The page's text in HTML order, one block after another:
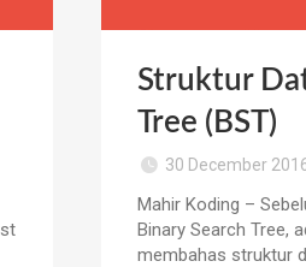
Struktur
Tree (BST)
30 December
Mahir Koding –
Binary Search Tree,
membahas struktur